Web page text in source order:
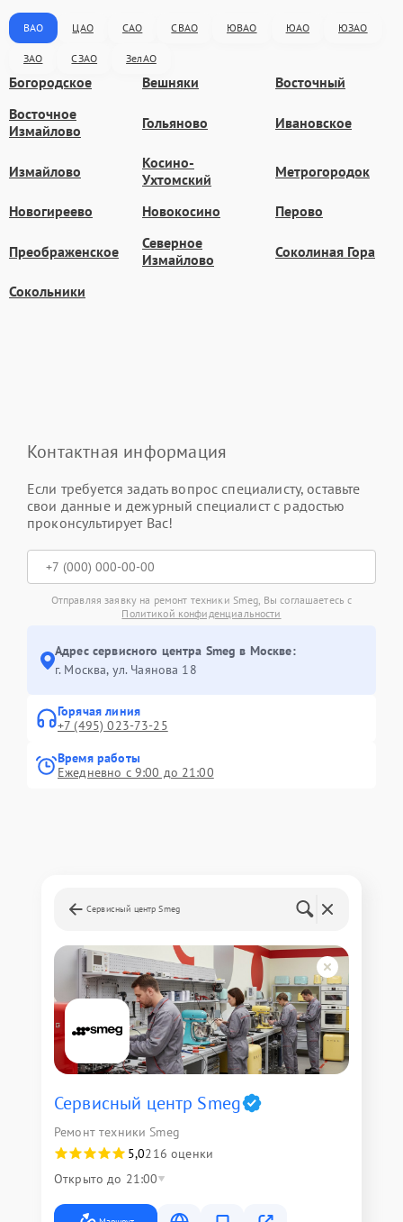
ВАО ЦАО САО СВАО ЮВАО ЮАО ЮЗАО
ЗАО СЗАО ЗелАО
Богородское Вешняки
Восточный
Восточное
Измайлово
Гольяново Ивановское
Измайлово
Косино-
Ухтомский
Метрогородок
Новогиреево Новокосино Перово
Преображенское
Северное
Измайлово
Соколиная Гора
Сокольники
Контактная информация
Если требуется задать вопрос специалисту, оставьте
свои данные и дежурный специалист с радостью
проконсультирует Вас!
Отправляя заявку на ремонт техники Smeg, Вы соглашаетесь с
Политикой конфиденциальности
Адрес сервисного центра Smeg в Москве:
г. Москва, ул. Чаянова 18
Горячая линия
+7 (495) 023-73-25
Время работы
Ежедневно с 9:00 до 21:00
Сервисный центр Smeg
Сервисный центр Smeg
Ремонт техники Smeg
5,0216 оценки
Открыто до 21:00